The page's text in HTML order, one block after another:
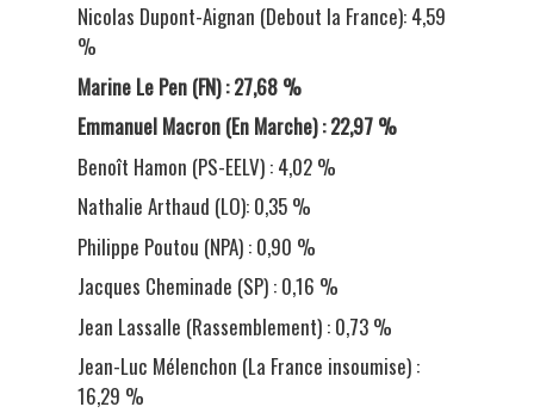
Nicolas Dupont-Aignan (Debout la France): 4,59
%
Marine Le Pen (FN) : 27,68 %
Emmanuel Macron (En Marche) : 22,97 %
Benoît Hamon (PS-EELV) : 4,02 %
Nathalie Arthaud (LO): 0,35 %
Philippe Poutou (NPA) : 0,90 %
Jacques Cheminade (SP) : 0,16 %
Jean Lassalle (Rassemblement) : 0,73 %
Jean-Luc Mélenchon (La France insoumise) :
16,29 %